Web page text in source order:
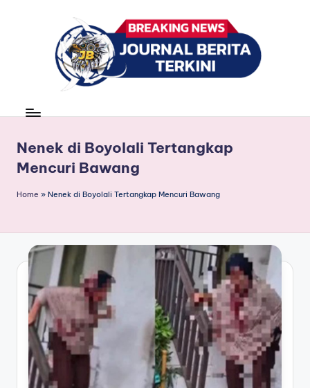
r
n
a
B
e
ri
t
a
T
e
news
Nenek di Boyolali Tertangkap
Mencuri Bawang
Home » Nenek di Boyolali Tertangkap Mencuri Bawang